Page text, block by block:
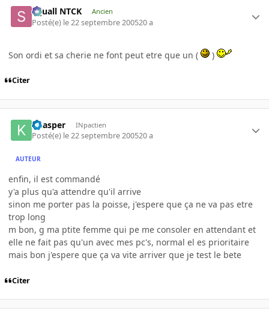
Squall NTCK Ancien
Posté(e) le 22 septembre 200520 a
Son ordi et sa cherie ne font peut etre que un ( )
Citer
khasper INpactien
Posté(e) le 22 septembre 200520 a
AUTEUR
enfin, il est commandé
y'a plus qu'a attendre qu'il arrive
sinon me porter pas la poisse, j'espere que ça ne va pas etre
trop long
m bon, g ma ptite femme qui pe me consoler en attendant et
elle ne fait pas qu'un avec mes pc's, normal el es prioritaire
mais bon j'espere que ça va vite arriver que je test le bete
Citer